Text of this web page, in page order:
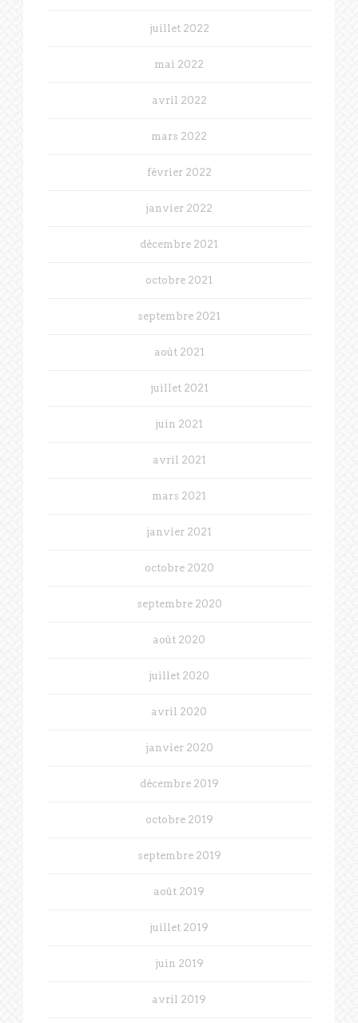
juillet 2022
mai 2022
avril 2022
mars 2022
février 2022
janvier 2022
décembre 2021
octobre 2021
septembre 2021
août 2021
juillet 2021
juin 2021
avril 2021
mars 2021
janvier 2021
octobre 2020
septembre 2020
août 2020
juillet 2020
avril 2020
janvier 2020
décembre 2019
octobre 2019
septembre 2019
août 2019
juillet 2019
juin 2019
avril 2019